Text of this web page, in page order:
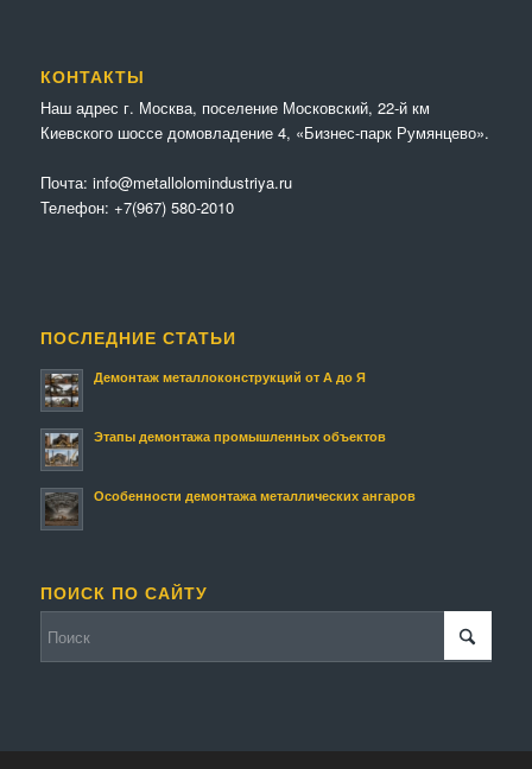
КОНТАКТЫ
Наш адрес г. Москва, поселение Московский, 22-й км
Киевского шоссе домовладение 4, «Бизнес-парк Румянцево».
Почта: info@metallolomindustriya.ru
Телефон: +7(967) 580-2010
ПОСЛЕДНИЕ СТАТЬИ
Демонтаж металлоконструкций от А до Я
Этапы демонтажа промышленных объектов
Особенности демонтажа металлических ангаров
ПОИСК ПО САЙТУ